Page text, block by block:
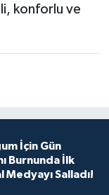
konforlu ve
İçin Gün
Burnunda İlk
Medyayı Salladı!